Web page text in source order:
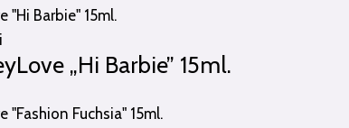
„Hi Barbie” 15ml.